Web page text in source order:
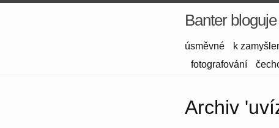
Banter bloguje
úsměvné k
fotografování
Archiv